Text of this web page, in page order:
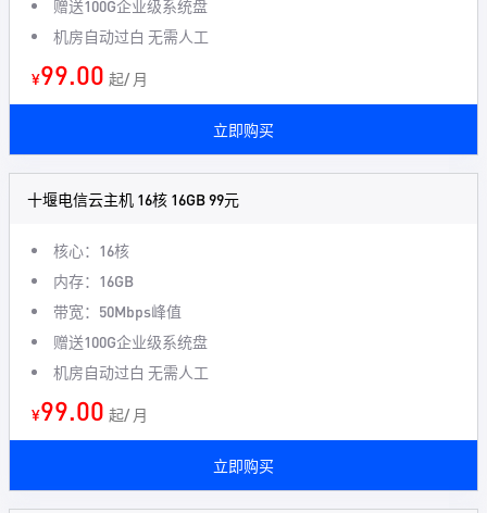
赠送100G企业级系统盘
机房自动过白 无需人工
¥99.00 起/ 月
立即购买
十堰电信云主机 16核 16GB 99元
核心：16核
内存：16GB
带宽：50Mbps峰值
赠送100G企业级系统盘
机房自动过白 无需人工
¥99.00 起/ 月
立即购买